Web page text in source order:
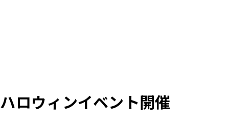
ハロウィンイベント開催